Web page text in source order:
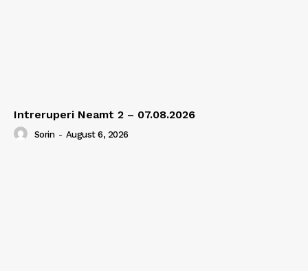
Intreruperi Neamt 2 – 07.08.2026
Sorin - August 6, 2026